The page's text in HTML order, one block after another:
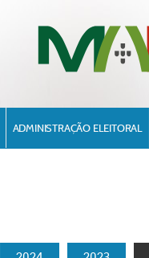
ADMINISTRAÇÃO ELEITORAL